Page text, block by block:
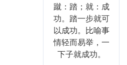
蹴：踏；就：成
功。踏一步就可
以成功。比喻事
情轻而易举，一
下子就成功。